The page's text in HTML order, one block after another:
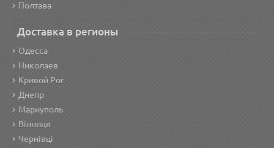
Полтава
Доставка в регионы
Одесса
Николаев
Кривой Рог
Днепр
Мариуполь
Вінниця
Чернівці